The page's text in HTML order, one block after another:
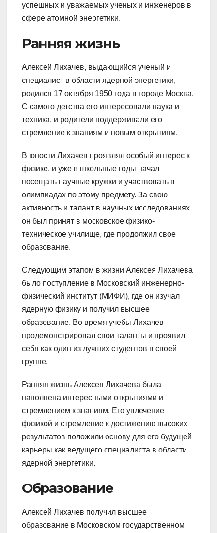
успешных и уважаемых ученых и инженеров в
сфере атомной энергетики.
Ранняя жизнь
Алексей Лихачев, выдающийся ученый и
специалист в области ядерной энергетики,
родился 17 октября 1950 года в городе Москва.
С самого детства его интересовали наука и
техника, и родители поддерживали его
стремление к знаниям и новым открытиям.
В юности Лихачев проявлял особый интерес к
физике, и уже в школьные годы начал
посещать научные кружки и участвовать в
олимпиадах по этому предмету. За свою
активность и талант в научных исследованиях,
он был принят в московское физико-
техническое училище, где продолжил свое
образование.
Следующим этапом в жизни Алексея Лихачева
было поступление в Московский инженерно-
физический институт (МИФИ), где он изучал
ядерную физику и получил высшее
образование. Во время учебы Лихачев
продемонстрировал свои таланты и проявил
себя как один из лучших студентов в своей
группе.
Ранняя жизнь Алексея Лихачева была
наполнена интересными открытиями и
стремлением к знаниям. Его увлечение
физикой и стремление к достижению высоких
результатов положили основу для его будущей
карьеры как ведущего специалиста в области
ядерной энергетики.
Образование
Алексей Лихачев получил высшее
образование в Московском государственном